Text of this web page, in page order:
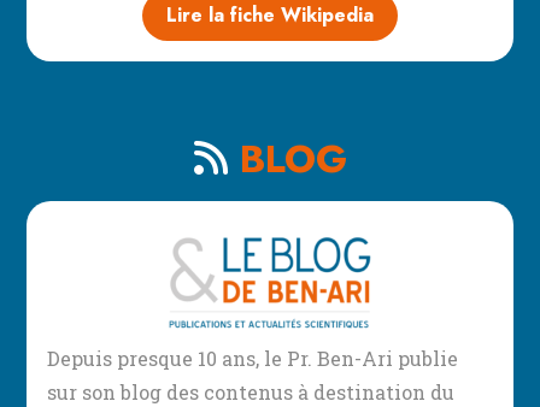
Lire la fiche Wikipedia
BLOG
Depuis presque 10 ans, le Pr. Ben-Ari publie
sur son blog des contenus à destination du